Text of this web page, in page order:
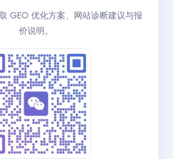
GEO 优化方案、网站诊断建议与报
价说明。